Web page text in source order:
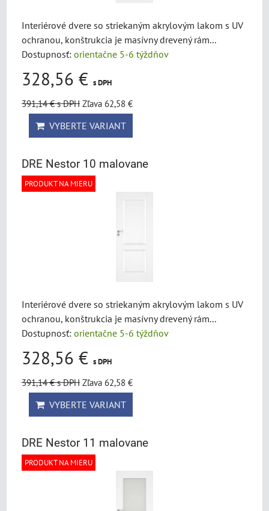
Interiérové dvere so striekaným akrylovým lakom s UV
ochranou, konštrukcia je masívny drevený rám...
Dostupnosť: orientačne 5-6 týždňov
328,56 € s DPH
391,14 €s DPH Zľava 62,58 €
VYBERTE VARIANT
DRE Nestor 10 malovane
PRODUKT NA MIERU
Interiérové dvere so striekaným akrylovým lakom s UV
ochranou, konštrukcia je masívny drevený rám...
Dostupnosť: orientačne 5-6 týždňov
328,56 € s DPH
391,14 €s DPH Zľava 62,58 €
VYBERTE VARIANT
DRE Nestor 11 malovane
PRODUKT NA MIERU